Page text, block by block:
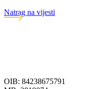
Natrag na vijesti
OIB: 84238675791